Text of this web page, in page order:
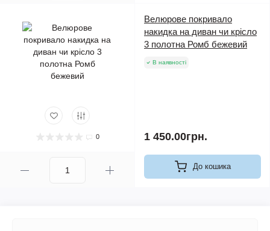
0
Велюрове покривало
накидка на диван чи крісло
3 полотна Ромб бежевий
В наявності
1 450.00грн.
До кошика